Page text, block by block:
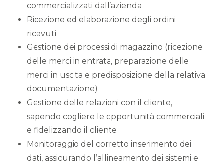
commercializzati dall’azienda
Ricezione ed elaborazione degli ordini
ricevuti
Gestione dei processi di magazzino (ricezione
delle merci in entrata, preparazione delle
merci in uscita e predisposizione della relativa
documentazione)
Gestione delle relazioni con il cliente,
sapendo cogliere le opportunità commerciali
e fidelizzando il cliente
Monitoraggio del corretto inserimento dei
dati, assicurando l’allineamento dei sistemi e